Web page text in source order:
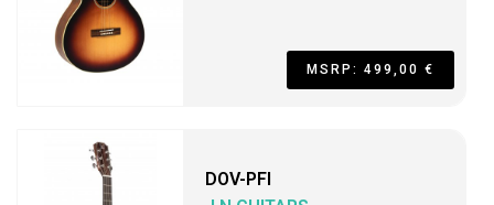
MSRP: 499,00 €
DOV-PFI